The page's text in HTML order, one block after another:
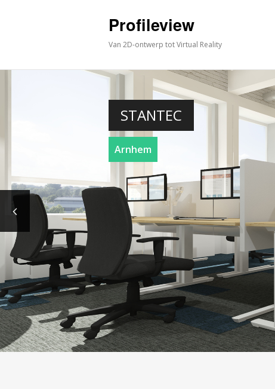
Profileview
Van 2D-ontwerp tot Virtual Reality
STANTEC
Arnhem